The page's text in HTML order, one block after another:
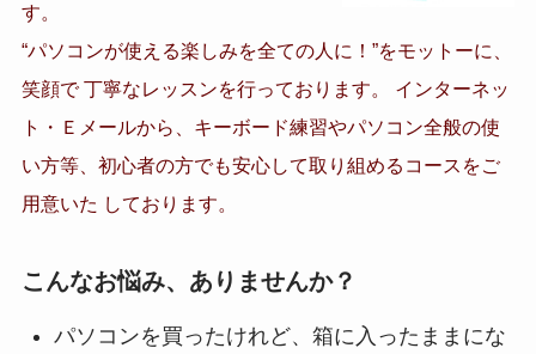
す。
“パソコンが使える楽しみを全ての人に！”をモットーに、
笑顔で 丁寧なレッスンを行っております。 インターネッ
ト・Ｅメールから、キーボード練習やパソコン全般の使
い方等、初心者の方でも安心して取り組めるコースをご
用意いた しております。
こんなお悩み、ありませんか？
パソコンを買ったけれど、箱に入ったままにな